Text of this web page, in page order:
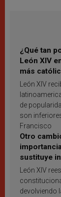
¿Qué tan
León XIV
más
Latina en
resultados
León XIV
de
son
Francisco
Otro
sustituye
vaticana de
León XIV
devolviendo